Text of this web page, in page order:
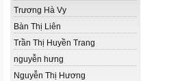
Trương Hà Vy
Bàn Thị Liên
Trần Thị Huyền Trang
nguyễn hưng
Nguyễn Thị Hương